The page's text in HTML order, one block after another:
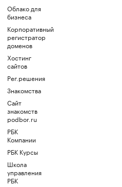
Облако для
бизнеса
Корпоративный
регистратор
доменов
Хостинг
сайтов
Рег.решения
Знакомства
Сайт
знакомств
podbor.ru
РБК
Компании
РБК Курсы
Школа
управления
РБК